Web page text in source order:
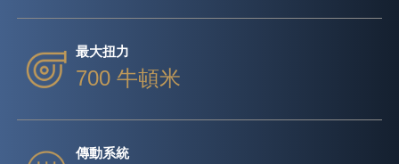
最大扭力
700 牛頓米
傳動系統